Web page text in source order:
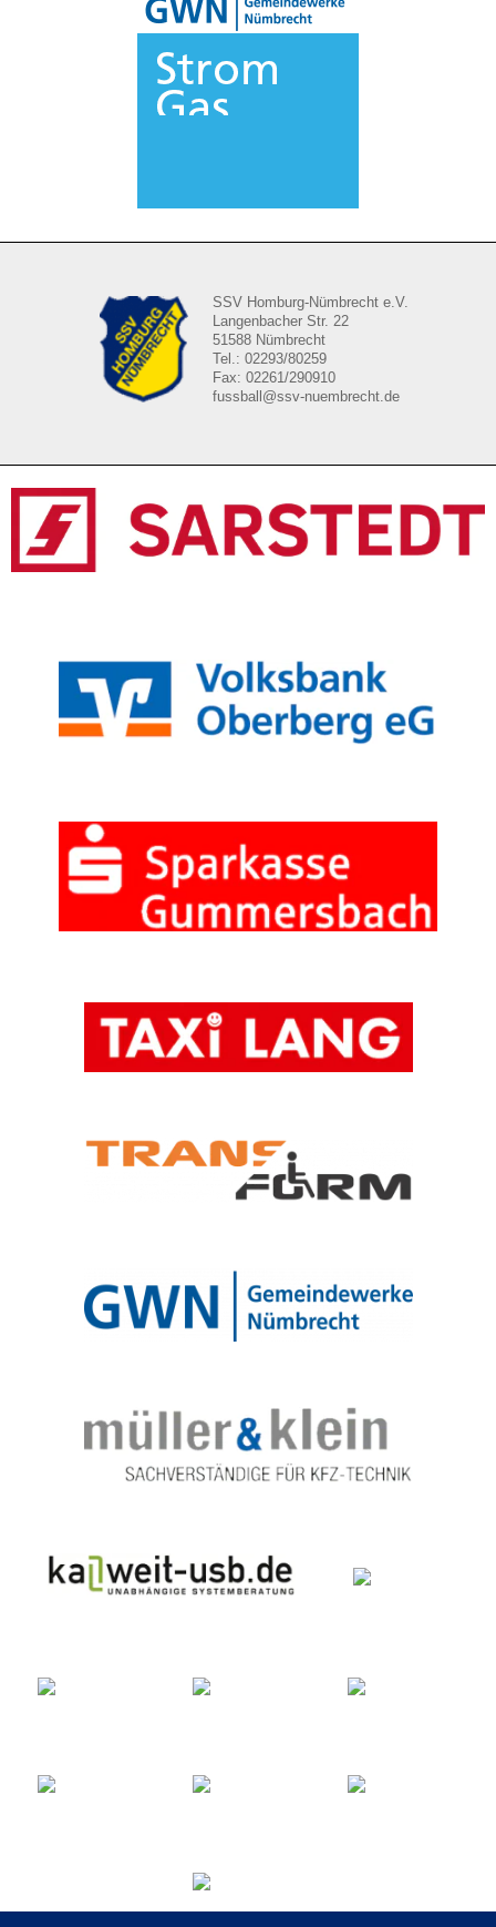
SSV Homburg-Nümbrecht e.V.
Langenbacher Str. 22
51588 Nümbrecht
Tel.: 02293/80259
Fax: 02261/290910
fussball@ssv-nuembrecht.de